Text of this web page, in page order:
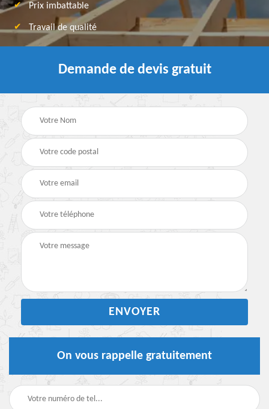
Prix imbattable
Travail de qualité
Demande de devis gratuit
On vous rappelle gratuitement